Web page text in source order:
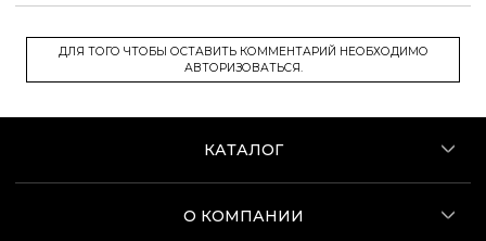
ДЛЯ ТОГО ЧТОБЫ ОСТАВИТЬ КОММЕНТАРИЙ НЕОБХОДИМО
АВТОРИЗОВАТЬСЯ.
КАТАЛОГ
О КОМПАНИИ